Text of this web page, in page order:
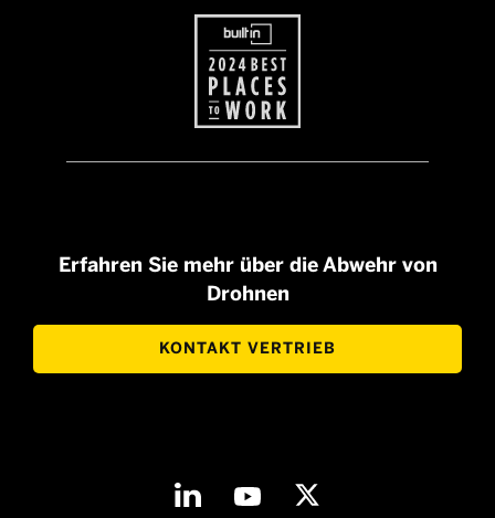
Erfahren Sie mehr über die Abwehr von
Drohnen
KONTAKT VERTRIEB